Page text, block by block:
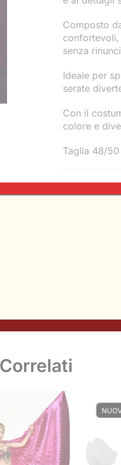
Composto
senza
Ideale per
serate
Con il
colore e
Taglia 48/50
Condividi